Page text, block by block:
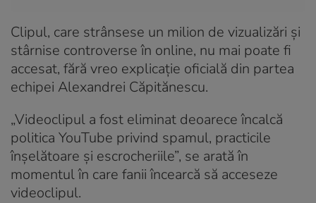
Clipul, care strânsese un milion de vizualizări și
stârnise controverse în online, nu mai poate fi
accesat, fără vreo explicație oficială din partea
echipei Alexandrei Căpitănescu.
„Videoclipul a fost eliminat deoarece încalcă
politica YouTube privind spamul, practicile
înșelătoare și escrocheriile”, se arată în
momentul în care fanii încearcă să acceseze
videoclipul.